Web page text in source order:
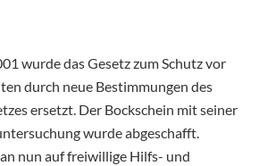
wurde das Gesetz zum Schutz vor
durch neue Bestimmungen des
ersetzt. Der Bockschein mit seiner
wurde abgeschafft.
nun auf freiwillige Hilfs- und